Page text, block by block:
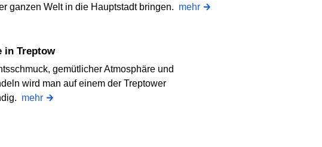
ganzen Welt in die Hauptstadt bringen. mehr
in Treptow
gemütlicher Atmosphäre und
wird man auf einem der Treptower
mehr